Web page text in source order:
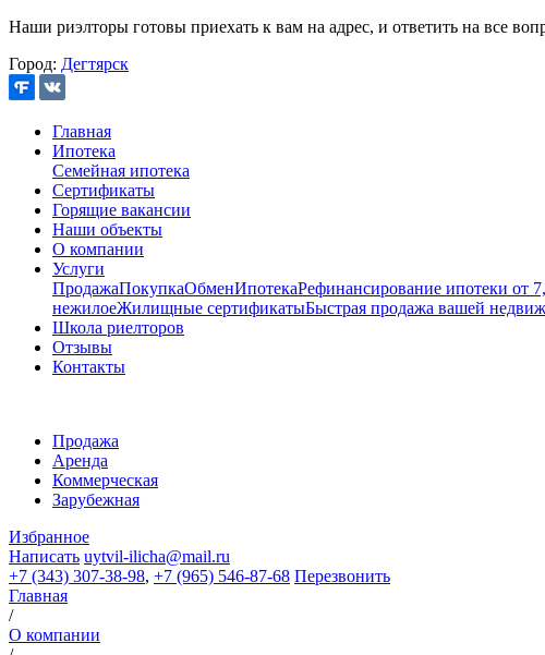
Наши риэлторы готовы приехать к вам на адрес, и ответить на все
Город: Дегтярск
Главная
Ипотека
Семейная ипотека
Сертификаты
Горящие вакансии
Наши объекты
О компании
Услуги
ПродажаПокупкаОбменИпотекаРефинансирование ипотеки от
нежилоеЖилищные сертификатыБыстрая продажа вашей
Школа риелторов
Отзывы
Контакты
Продажа
Аренда
Коммерческая
Зарубежная
Избранное
Написать uytvil-ilicha@mail.ru
+7 (343) 307-38-98, +7 (965) 546-87-68 Перезвонить
Главная
/
О компании